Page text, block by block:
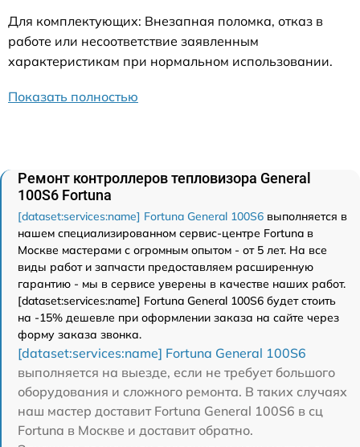
Для комплектующих: Внезапная поломка, отказ в
работе или несоответствие заявленным
характеристикам при нормальном использовании.
Показать полностью
Ремонт контроллеров тепловизора General
100S6 Fortuna
[dataset:services:name] Fortuna General 100S6 выполняется в
нашем специализированном сервис-центре Fortuna в
Москве мастерами с огромным опытом - от 5 лет. На все
виды работ и запчасти предоставляем расширенную
гарантию - мы в сервисе уверены в качестве наших работ.
[dataset:services:name] Fortuna General 100S6 будет стоить
на -15% дешевле при оформлении заказа на сайте через
форму заказа звонка.
[dataset:services:name] Fortuna General 100S6
выполняется на выезде, если не требует большого
оборудования и сложного ремонта. В таких случаях
наш мастер доставит Fortuna General 100S6 в сц
Fortuna в Москве и доставит обратно.